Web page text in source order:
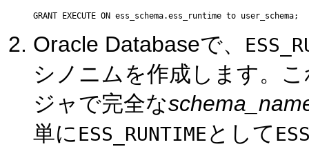
Oracle Databaseで、
シノニムを作成します。
ジャで完全な
単にESS_RUNTIME として